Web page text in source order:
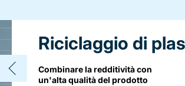
Riciclaggio di
Combinare la redditività con
un'alta qualità del prodotto